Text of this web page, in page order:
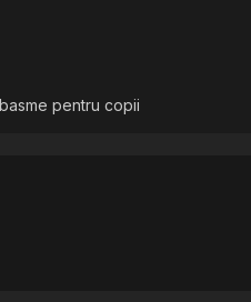
pentru copii